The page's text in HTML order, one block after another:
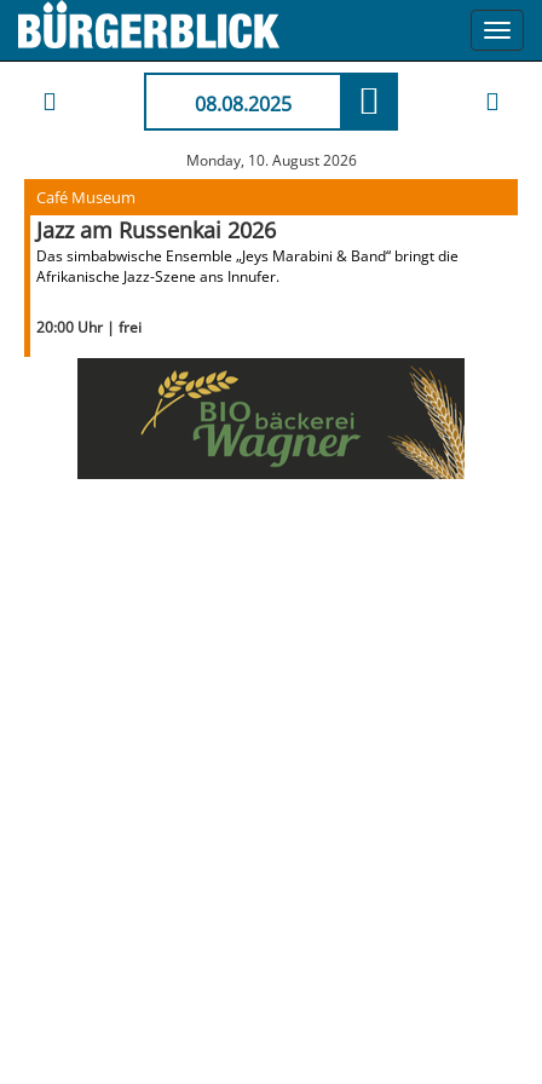
08.08.2025
Monday, 10. August 2026
Café Museum
Jazz am Russenkai 2026
Das simbabwische Ensemble „Jeys Marabini & Band“ bringt die
Afrikanische Jazz-Szene ans Innufer.
20:00 Uhr | frei